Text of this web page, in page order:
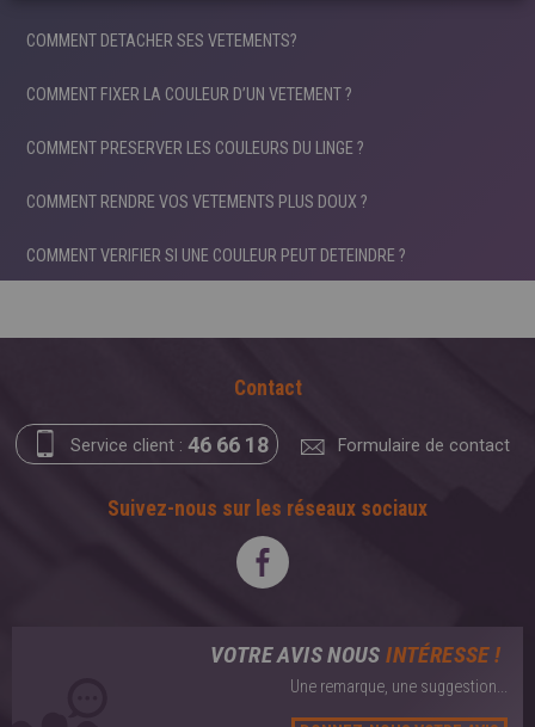
COMMENT DETACHER SES VETEMENTS?
COMMENT FIXER LA COULEUR D’UN VETEMENT ?
COMMENT PRESERVER LES COULEURS DU LINGE ?
COMMENT RENDRE VOS VETEMENTS PLUS DOUX ?
COMMENT VERIFIER SI UNE COULEUR PEUT DETEINDRE ?
Contact
Service client : 46 66 18 Formulaire de contact
Suivez-nous sur les réseaux sociaux
VOTRE AVIS NOUSINTÉRESSE !
Une remarque, une suggestion...